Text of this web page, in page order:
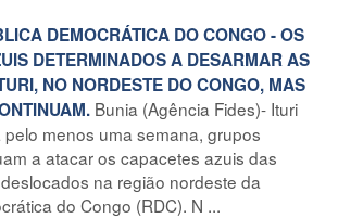
DEMOCRÁTICA DO CONGO - OS
DETERMINADOS A DESARMAR AS
NO NORDESTE DO CONGO, MAS
Bunia (Agência Fides)- Ituri
menos uma semana, grupos
a atacar os capacetes azuis das
na região nordeste da
do Congo (RDC). N ...